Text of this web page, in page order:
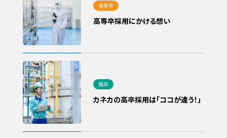
高専卒採用にかける想い
カネカの高卒採用は「ココが違う！」